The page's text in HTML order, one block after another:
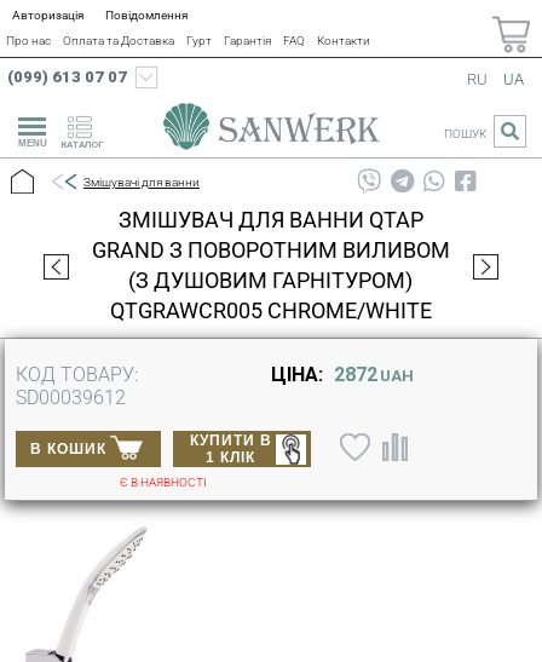
Авторизація
Повідомлення
Про нас
Оплата та Доставка Гурт Гарантія FAQ Контакти
(099) 613 07 07
КАТАЛОГ
RU UA
ПОШУК
Змішувачі для ванни
ЗМІШУВАЧ ДЛЯ ВАННИ QTAP
GRAND З ПОВОРОТНИМ ВИЛИВОМ
(З ДУШОВИМ ГАРНІТУРОМ)
QTGRAWCR005 CHROME/WHITE
КОД ТОВАРУ:
SD00039612
ЦІНА: 2872 UAH
В КОШИК
КУПИТИ В
1 КЛІК
Є В НАЯВНОСТІ